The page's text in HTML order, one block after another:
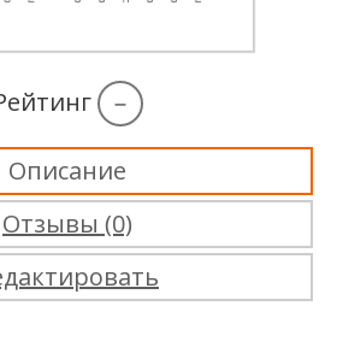
–
Описание
Отзывы (0)